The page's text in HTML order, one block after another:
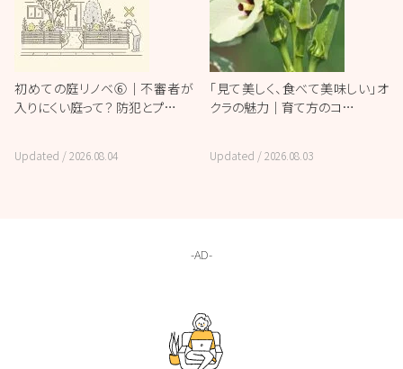
初めての庭リノベ⑥｜不審者が
入りにくい庭って？ 防犯とプ…
Updated /2026.08.04
「見て美しく、食べて美味しい」オ
クラの魅力｜育て方のコ…
Updated /2026.08.03